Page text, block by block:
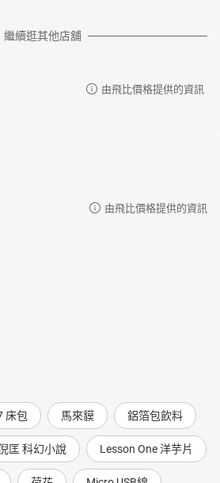
繼續逛其他店舖
由飛比價格提供的資訊
由飛比價格提供的資訊
床包 馬來貘 鋁箔包飲料
匡 科幻小說 Lesson One 洋芋片